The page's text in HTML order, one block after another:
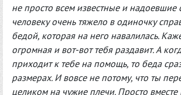
не просто всем известные и надоевшие
человеку очень тяжело в одиночку
бедой, которая на него навалилась.
огромная и вот-вот тебя раздавит. А
приходит к тебе на помощь, то беда
размерах. И вовсе не потому, что ты
целиком на чужие плечи. Просто